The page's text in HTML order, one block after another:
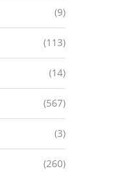
(9)
(113)
(14)
(567)
(3)
(260)